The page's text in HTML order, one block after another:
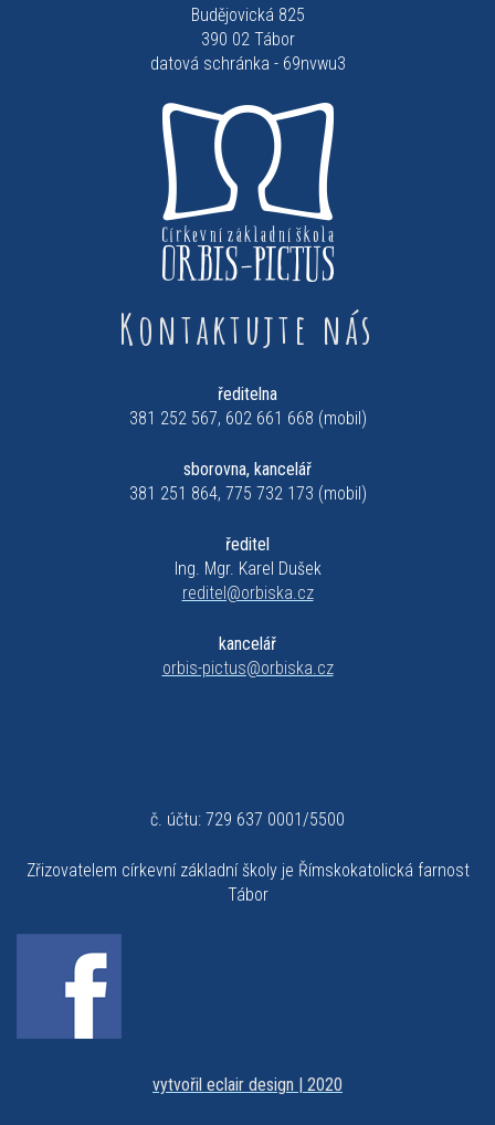
Budějovická 825
390 02 Tábor
datová schránka - 69nvwu3
Kontaktujte nás
ředitelna
381 252 567, 602 661 668 (mobil)
sborovna, kancelář
381 251 864, 775 732 173 (mobil)
ředitel
Ing. Mgr. Karel Dušek
reditel@orbiska.cz
kancelář
orbis-pictus@orbiska.cz
č. účtu: 729 637 0001/5500
Zřizovatelem církevní základní školy je Římskokatolická farnost
Tábor
vytvořil eclair design | 2020